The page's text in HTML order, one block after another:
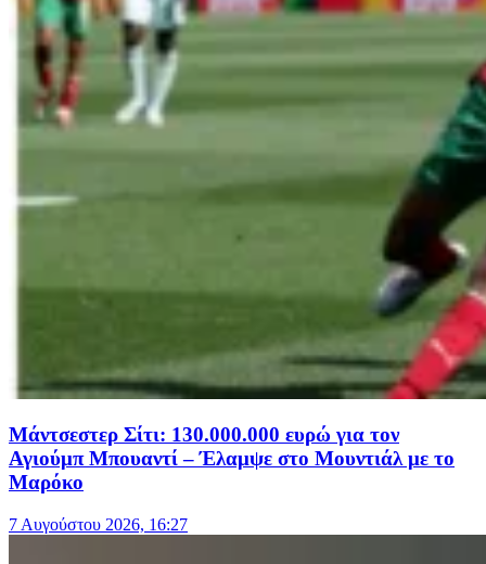
Μάντσεστερ Σίτι: 130.000.000 ευρώ για τον
Αγιούμπ Μπουαντί – Έλαμψε στο Μουντιάλ με το
Μαρόκο
7 Αυγούστου 2026, 16:27